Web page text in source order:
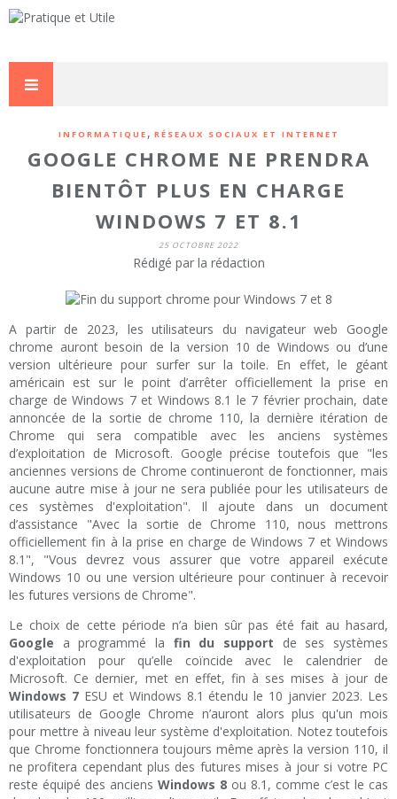
INFORMATIQUE , RÉSEAUX SOCIAUX ET INTERNET
GOOGLE CHROME NE PRENDRA
BIENTÔT PLUS EN CHARGE
WINDOWS 7 ET 8.1
25 OCTOBRE 2022
Rédigé par la rédaction
A partir de 2023, les utilisateurs du navigateur web Google
chrome auront besoin de la version 10 de Windows ou d’une
version ultérieure pour surfer sur la toile. En effet, le géant
américain est sur le point d’arrêter officiellement la prise en
charge de Windows 7 et Windows 8.1 le 7 février prochain, date
annoncée de la sortie de chrome 110, la dernière itération de
Chrome qui sera compatible avec les anciens systèmes
d’exploitation de Microsoft. Google précise toutefois que "les
anciennes versions de Chrome continueront de fonctionner, mais
aucune autre mise à jour ne sera publiée pour les utilisateurs de
ces systèmes d'exploitation". Il ajoute dans un document
d’assistance "Avec la sortie de Chrome 110, nous mettrons
officiellement fin à la prise en charge de Windows 7 et Windows
8.1", "Vous devrez vous assurer que votre appareil exécute
Windows 10 ou une version ultérieure pour continuer à recevoir
les futures versions de Chrome".
Le choix de cette période n’a bien sûr pas été fait au hasard,
Google a programmé la fin du support de ses systèmes
d'exploitation pour qu’elle coïncide avec le calendrier de
Microsoft. Ce dernier, met en effet, fin à ses mises à jour de
Windows 7ESU et Windows 8.1 étendu le 10 janvier 2023. Les
utilisateurs de Google Chrome n’auront alors plus qu'un mois
pour mettre à niveau leur système d'exploitation. Notez toutefois
que Chrome fonctionnera toujours même après la version 110, il
ne profitera cependant plus des futures mises à jour si votre PC
reste équipé des anciens Windows 8 ou 8.1, comme c’est le cas